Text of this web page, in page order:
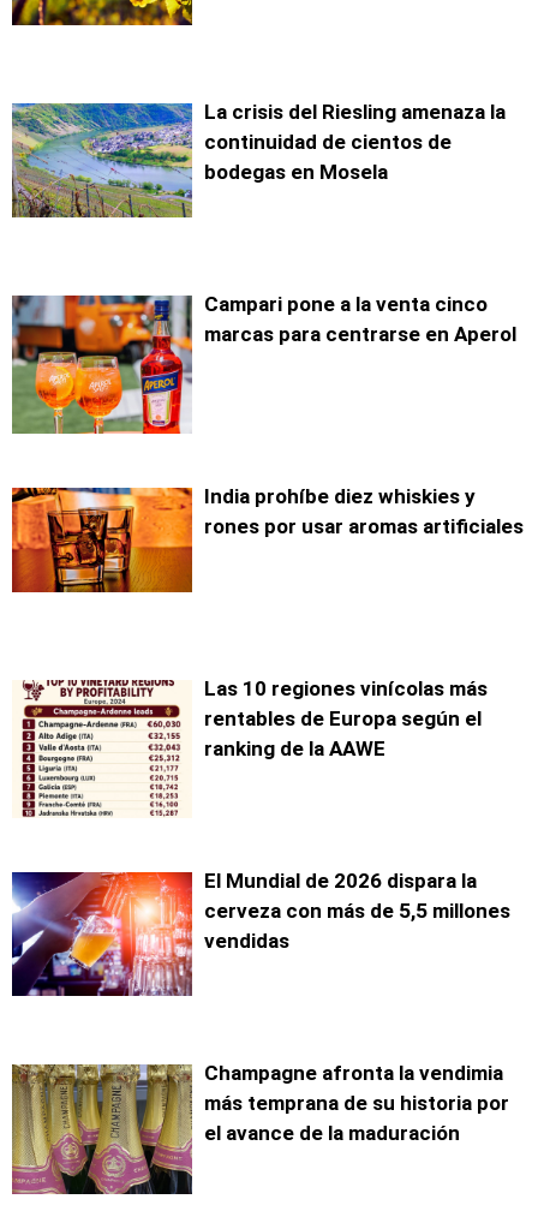
La crisis del Riesling amenaza la
continuidad de cientos de
bodegas en Mosela
Campari pone a la venta cinco
marcas para centrarse en Aperol
India prohíbe diez whiskies y
rones por usar aromas artificiales
Las 10 regiones vinícolas más
rentables de Europa según el
ranking de la AAWE
El Mundial de 2026 dispara la
cerveza con más de 5,5 millones
vendidas
Champagne afronta la vendimia
más temprana de su historia por
el avance de la maduración